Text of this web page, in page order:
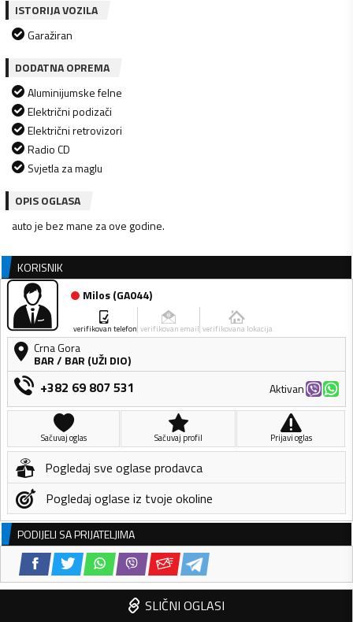
ISTORIJA VOZILA
Garažiran
DODATNA OPREMA
Aluminijumske felne
Električni podizači
Električni retrovizori
Radio CD
Svjetla za maglu
OPIS OGLASA
auto je bez mane za ove godine.
KORISNIK
Milos(GA044)
verifikovan telefon verifikovan email verifikovana lokacija
Crna Gora
BAR/ BAR (UŽI DIO)
+382 69 807 531 Aktivan
Sačuvaj oglas Sačuvaj profil Prijavi oglas
Pogledaj sve oglase prodavca
Pogledaj oglase iz tvoje okoline
PODIJELI SA PRIJATELJIMA
SLIČNI OGLASI